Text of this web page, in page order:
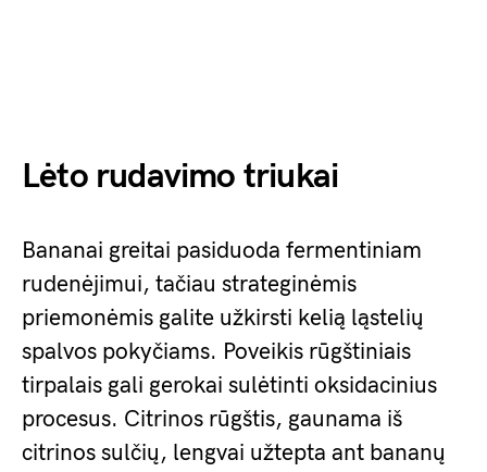
Lėto rudavimo triukai
Bananai greitai pasiduoda fermentiniam
rudenėjimui, tačiau strateginėmis
priemonėmis galite užkirsti kelią ląstelių
spalvos pokyčiams. Poveikis rūgštiniais
tirpalais gali gerokai sulėtinti oksidacinius
procesus. Citrinos rūgštis, gaunama iš
citrinos sulčių, lengvai užtepta ant bananų